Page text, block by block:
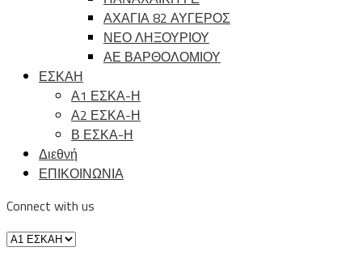
ΑΧΑΓΙΑ 82 ΑΥΓΕΡΟΣ
ΝΕΟ ΛΗΞΟΥΡΙΟΥ
ΑΕ ΒΑΡΘΟΛΟΜΙΟΥ
ΕΣΚΑΗ
Α1 ΕΣΚΑ-Η
Α2 ΕΣΚΑ-Η
Β ΕΣΚΑ-Η
Διεθνή
ΕΠΙΚΟΙΝΩΝΙΑ
Connect with us